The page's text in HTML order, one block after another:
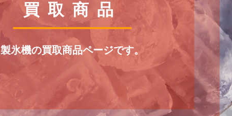
買取商品
製氷機の買取商品ページです。